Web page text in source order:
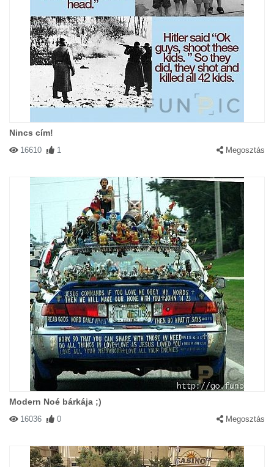
Nincs cím!
16610 1 Megosztás
Modern Noé bárkája ;)
16036 0 Megosztás